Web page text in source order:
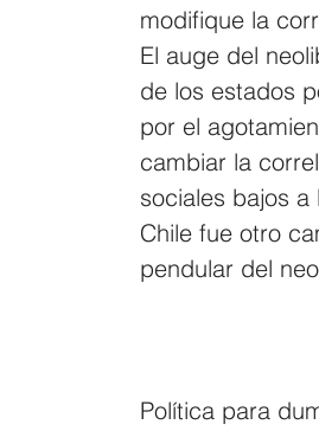
modifique la
El auge del
de los estados
por el
cambiar la
sociales bajos
Chile fue otro
pendular del
Política para